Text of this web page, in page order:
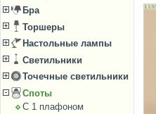
Бра
Торшеры
Настольные лампы
Светильники
Точечные светильники
Споты
С 1 плафоном